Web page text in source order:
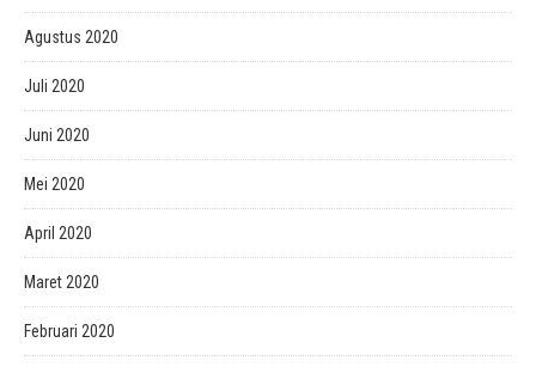
Agustus 2020
Juli 2020
Juni 2020
Mei 2020
April 2020
Maret 2020
Februari 2020